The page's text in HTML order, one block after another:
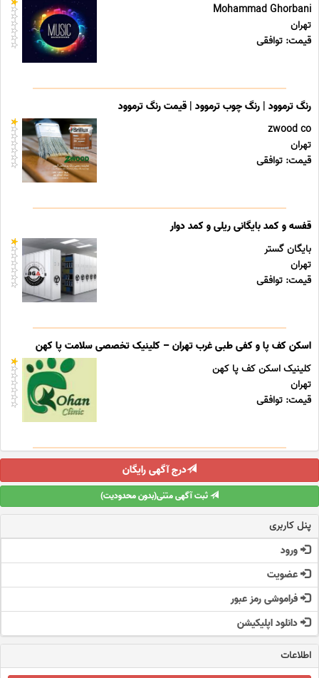
Mohammad Ghorbani
تهران
قیمت: توافقی
رنگ ترموود | رنگ چوب ترموود | قیمت رنگ ترموود
zwood co
تهران
قیمت: توافقی
قفسه و کمد بایگانی ریلی و کمد دوار
بایگان گستر
تهران
قیمت: توافقی
اسکن کف پا و کفی طبی غرب تهران – کلینیک تخصصی سلامت پا کهن
کلینیک اسکن کف پا کهن
تهران
قیمت: توافقی
درج آگهی رایگان
ثبت آگهی متنی(بدون محدودیت)
پنل کاربری
ورود
عضویت
فراموشی رمز عبور
دانلود اپلیکیشن
اطلاعات